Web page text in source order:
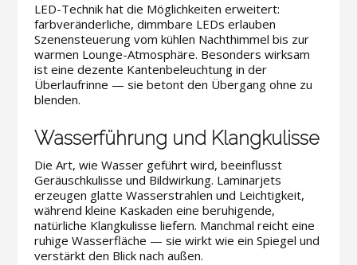
LED-Technik hat die Möglichkeiten erweitert:
farbveränderliche, dimmbare LEDs erlauben
Szenensteuerung vom kühlen Nachthimmel bis zur
warmen Lounge-Atmosphäre. Besonders wirksam
ist eine dezente Kantenbeleuchtung in der
Überlaufrinne — sie betont den Übergang ohne zu
blenden.
Wasserführung und Klangkulisse
Die Art, wie Wasser geführt wird, beeinflusst
Geräuschkulisse und Bildwirkung. Laminarjets
erzeugen glatte Wasserstrahlen und Leichtigkeit,
während kleine Kaskaden eine beruhigende,
natürliche Klangkulisse liefern. Manchmal reicht eine
ruhige Wasserfläche — sie wirkt wie ein Spiegel und
verstärkt den Blick nach außen.